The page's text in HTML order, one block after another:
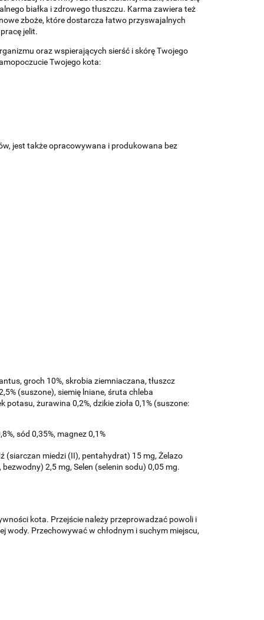
białka i zdrowego tłuszczu. Karma zawiera też
zboże, które dostarcza łatwo przyswajalnych
jelit.
oraz wspierających sierść i skórę Twojego
Twojego kota:
jest także opracowywana i produkowana bez
groch 10%, skrobia ziemniaczana, tłuszcz
(suszone), siemię lniane, śruta chleba
żurawina 0,2%, dzikie zioła 0,1% (suszone:
sód 0,35%, magnez 0,1%
(siarczan miedzi (II), pentahydrat) 15 mg, Żelazo
2,5 mg, Selen (selenin sodu) 0,05 mg.
kota. Przejście należy przeprowadzać powoli i
wody. Przechowywać w chłodnym i suchym miejscu,